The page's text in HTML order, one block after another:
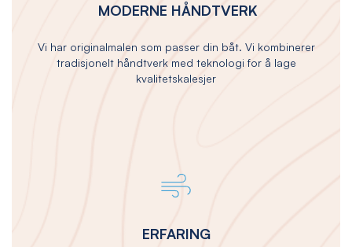
MODERNE HÅNDTVERK
Vi har originalmalen som passer din båt. Vi kombinerer
tradisjonelt håndtverk med teknologi for å lage
kvalitetskalesjer
ERFARING